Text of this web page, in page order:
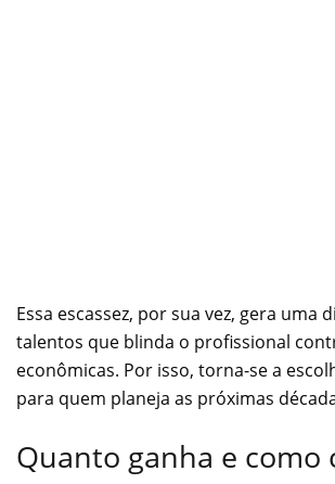
Essa escassez, por sua vez, gera uma
talentos que blinda o profissional
econômicas. Por isso, torna-se a
para quem planeja as próximas
Quanto ganha e como